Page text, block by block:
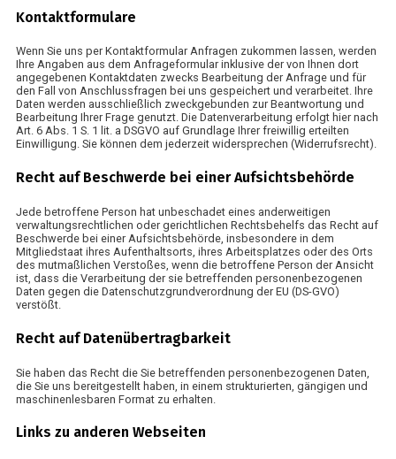
Kontaktformulare
Wenn Sie uns per Kontaktformular Anfragen zukommen lassen, werden
Ihre Angaben aus dem Anfrageformular inklusive der von Ihnen dort
angegebenen Kontaktdaten zwecks Bearbeitung der Anfrage und für
den Fall von Anschlussfragen bei uns gespeichert und verarbeitet. Ihre
Daten werden ausschließlich zweckgebunden zur Beantwortung und
Bearbeitung Ihrer Frage genutzt. Die Datenverarbeitung erfolgt hier nach
Art. 6 Abs. 1 S. 1 lit. a DSGVO auf Grundlage Ihrer freiwillig erteilten
Einwilligung. Sie können dem jederzeit widersprechen (Widerrufsrecht).
Recht auf Beschwerde bei einer Aufsichtsbehörde
Jede betroffene Person hat unbeschadet eines anderweitigen
verwaltungsrechtlichen oder gerichtlichen Rechtsbehelfs das Recht auf
Beschwerde bei einer Aufsichtsbehörde, insbesondere in dem
Mitgliedstaat ihres Aufenthaltsorts, ihres Arbeitsplatzes oder des Orts
des mutmaßlichen Verstoßes, wenn die betroffene Person der Ansicht
ist, dass die Verarbeitung der sie betreffenden personenbezogenen
Daten gegen die Datenschutzgrundverordnung der EU (DS-GVO)
verstößt.
Recht auf Datenübertragbarkeit
Sie haben das Recht die Sie betreffenden personenbezogenen Daten,
die Sie uns bereitgestellt haben, in einem strukturierten, gängigen und
maschinenlesbaren Format zu erhalten.
Links zu anderen Webseiten